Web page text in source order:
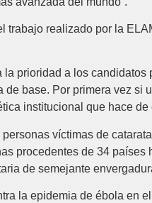
trabajo realizado por la
prioridad a los
base. Por primera vez si
institucional que hace de
víctimas de
procedentes de 34
de semejante
la epidemia de ébola en